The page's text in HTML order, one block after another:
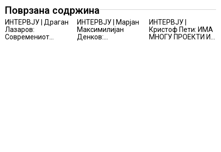
национални
проекти
клучот за успехот
Поврзана содржина
ИНТЕРВЈУ | Драган
Лазаров:
Современиот
ИНТЕРВЈУ | Марјан
Максимилијан
Денков:
ИНТЕРВЈУ |
Кристоф Пети: ИМА
МНОГУ ПРОЕКТИ И